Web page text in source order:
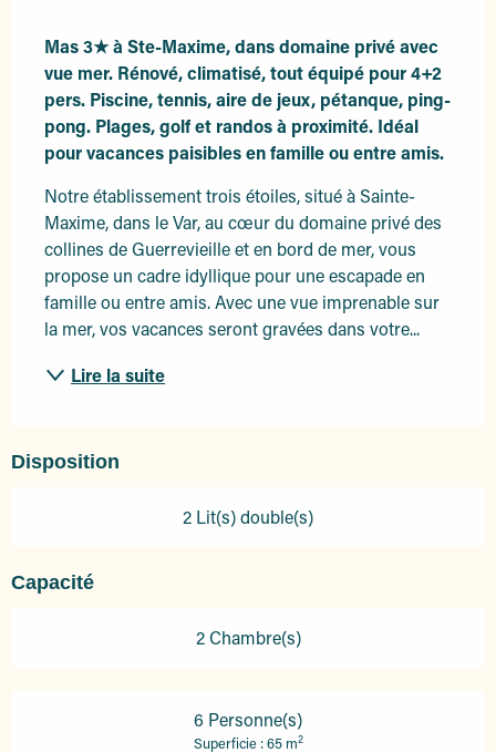
Mas 3★ à Ste-Maxime, dans domaine privé avec
vue mer. Rénové, climatisé, tout équipé pour 4+2
pers. Piscine, tennis, aire de jeux, pétanque, ping-
pong. Plages, golf et randos à proximité. Idéal
pour vacances paisibles en famille ou entre amis.
Notre établissement trois étoiles, situé à Sainte-
Maxime, dans le Var, au cœur du domaine privé des
collines de Guerrevieille et en bord de mer, vous
propose un cadre idyllique pour une escapade en
famille ou entre amis. Avec une vue imprenable sur
la mer, vos vacances seront gravées dans votre...
Lire la suite
Disposition
2 Lit(s) double(s)
Capacité
2 Chambre(s)
6 Personne(s)
Superficie : 65 m2